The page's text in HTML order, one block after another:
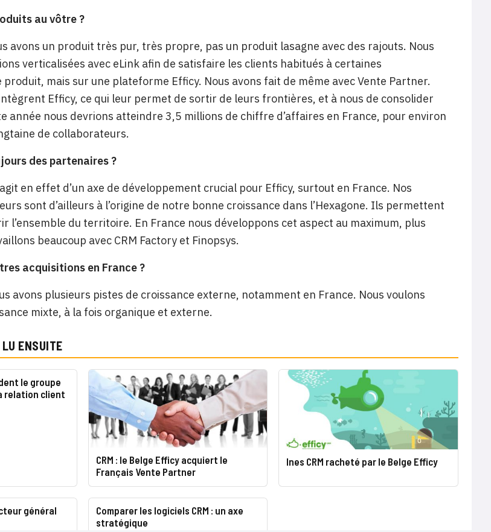
au vôtre ?
avons un produit très pur, très propre, pas un produit lasagne avec des rajouts. Nous
verticalisées avec eLink afin de satisfaire les clients habitués à certaines
mais sur une plateforme Efficy. Nous avons fait de même avec Vente Partner.
Efficy, ce qui leur permet de sortir de leurs frontières, et à nous de consolider
année nous devrions atteindre 3,5 millions de chiffre d’affaires en France, pour environ
de collaborateurs.
des partenaires ?
en effet d’un axe de développement crucial pour Efficy, surtout en France. Nos
sont d’ailleurs à l’origine de notre bonne croissance dans l’Hexagone. Ils permettent
l’ensemble du territoire. En France nous développons cet aspect au maximum, plus
beaucoup avec CRM Factory et Finopsys.
acquisitions en France ?
avons plusieurs pistes de croissance externe, notamment en France. Nous voulons
mixte, à la fois organique et externe.
ENSUITE
le groupe
relation client
CRM : le Belge Efficy acquiert le
Français Vente Partner
Ines CRM racheté par le Belge Efficy
général
Comparer les logiciels CRM : un axe
stratégique